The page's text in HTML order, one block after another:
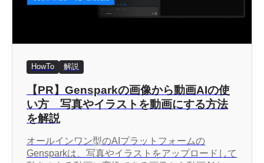
HowTo 解説
【PR】Gensparkの画像から動画AIの使
い方 写真やイラストを動画にする方法
を解説
オールインワン型のAIプラットフォームの
Gensparkは、写真やイラストをアップロードして